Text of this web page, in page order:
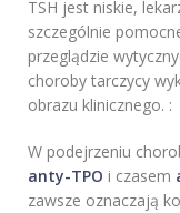
TSH jest niskie,
szczególnie
przeglądzie
choroby tarczycy
obrazu klinicznego. :
W podejrzeniu
anty-TPO i czasem
zawsze oznaczają